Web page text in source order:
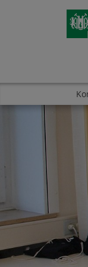
Zum Inhalt springen